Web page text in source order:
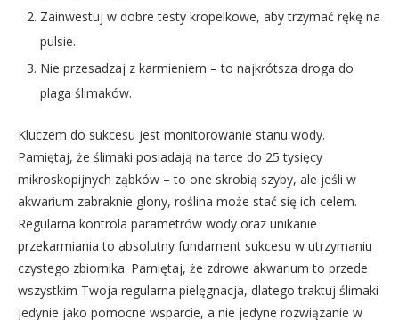
Zainwestuj w dobre testy kropelkowe, aby trzymać rękę na
pulsie.
Nie przesadzaj z karmieniem – to najkrótsza droga do
plaga ślimaków.
Kluczem do sukcesu jest monitorowanie stanu wody.
Pamiętaj, że ślimaki posiadają na tarce do 25 tysięcy
mikroskopijnych ząbków – to one skrobią szyby, ale jeśli w
akwarium zabraknie glony, roślina może stać się ich celem.
Regularna kontrola parametrów wody oraz unikanie
przekarmiania to absolutny fundament sukcesu w utrzymaniu
czystego zbiornika. Pamiętaj, że zdrowe akwarium to przede
wszystkim Twoja regularna pielęgnacja, dlatego traktuj ślimaki
jedynie jako pomocne wsparcie, a nie jedyne rozwiązanie w